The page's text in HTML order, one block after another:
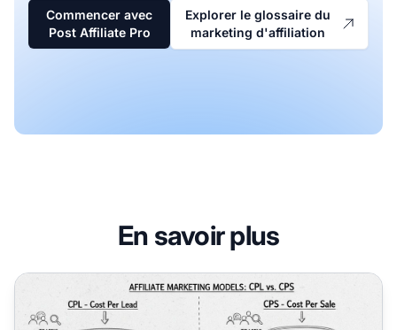
Commencer avec
Post Affiliate Pro
Explorer le glossaire du
marketing d'affiliation
En savoir plus
CPL vs CPS : Comprendre les modèles Coût par Lead et